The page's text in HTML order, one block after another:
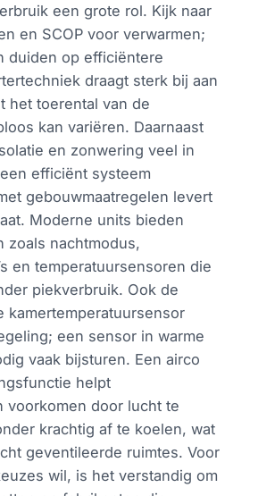
een grote rol. Kijk naar
en SCOP voor verwarmen;
duiden op efficiëntere
draagt sterk bij aan
het toerental van de
kan variëren. Daarnaast
en zonwering veel in
efficiënt systeem
gebouwmaatregelen levert
Moderne units bieden
zoals nachtmodus,
en temperatuursensoren die
piekverbruik. Ook de
kamertemperatuursensor
een sensor in warme
vaak bijsturen. Een airco
helpt
voorkomen door lucht te
krachtig af te koelen, wat
geventileerde ruimtes. Voor
wil, is het verstandig om